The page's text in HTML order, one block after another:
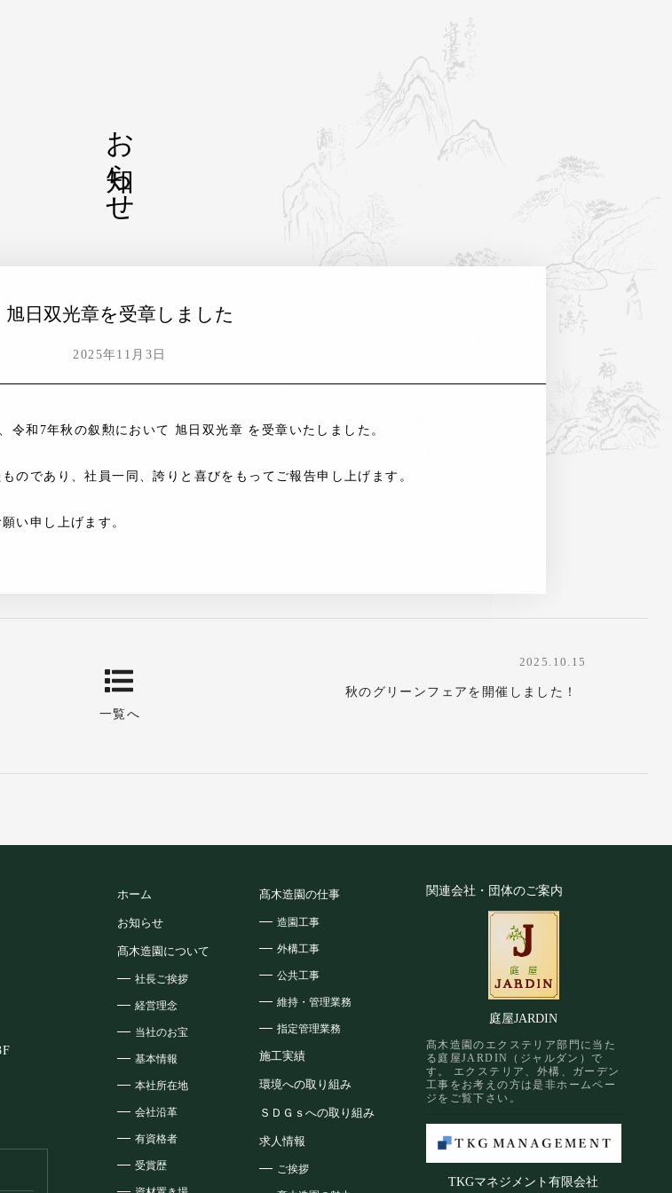
お知らせ
旭日双光章を受章しました
2025年11月3日
令和7年秋の叙勲において 旭日双光章 を受章いたしました。
のであり、社員一同、誇りと喜びをもってご報告申し上げます。
い申し上げます。
一覧へ
2025.10.15
秋のグリーンフェアを開催しました！
ホーム
お知らせ
髙木造園について
社長ご挨拶
経営理念
当社のお宝
基本情報
本社所在地
会社沿革
有資格者
受賞歴
髙木造園の仕事
造園工事
外構工事
公共工事
維持・管理業務
指定管理業務
施工実績
環境への取り組み
ＳＤＧｓへの取り組み
求人情報
ご挨拶
関連会社・団体のご案内
庭屋JARDIN
髙木造園のエクステリア部門に当た
る庭屋JARDIN（ジャルダン）で
す。 エクステリア、外構、ガーデン
工事をお考えの方は是非ホームペー
ジをご覧下さい。
TKGマネジメント有限会社